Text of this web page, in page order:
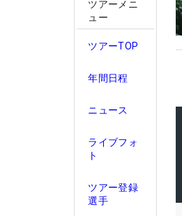
ツアーメニ
ュー
ツアーTOP
年間日程
ニュース
ライブフォ
ト
ツアー登録
選手